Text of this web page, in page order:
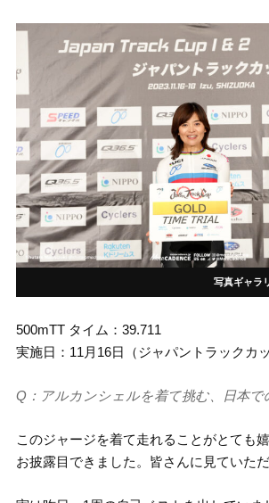
写真ギャラ
500mTT タイム：39.711
実施日：11月16日（ジャパントラックカ
Q：アルカンシェルを着て挑む、日本で
このジャージを着て走れることがとても
お披露目できました。皆さんに見ていただ